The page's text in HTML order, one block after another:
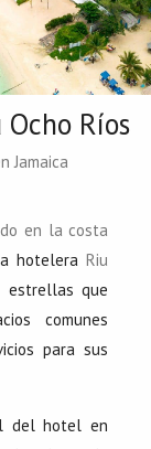
Ríos
Jamaica
en la costa
hoteleraRiu
estrellas que
comunes
para sus
del hotel en